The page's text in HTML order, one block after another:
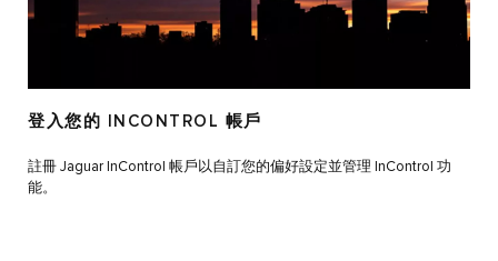
登入您的 INCONTROL 帳戶
註冊 Jaguar InControl 帳戶以自訂您的偏好設定並管理 InControl 功
能。